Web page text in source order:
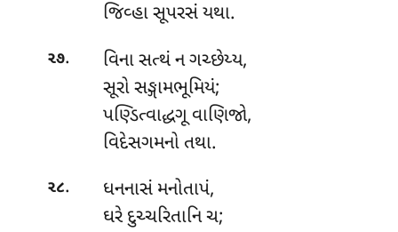
જિવ્હા સૂપરસં યથા.
૨૭.
વિના સત્થં ન ગચ્છેય્ય,
સૂરો સઙ્ગામભૂમિયં;
પણ્ડિત્વાદ્ધગૂ વાણિજો,
વિદેસગમનો તથા.
૨૮.
ધનનાસં મનોતાપં,
ઘરે દુચ્ચરિતાનિ ચ;